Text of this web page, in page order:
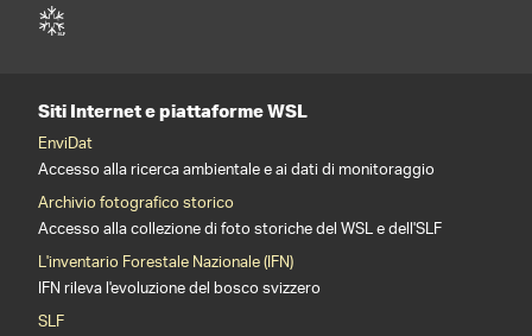
Siti Internet e piattaforme WSL
EnviDat
Accesso alla ricerca ambientale e ai dati di monitoraggio
Archivio fotografico storico
Accesso alla collezione di foto storiche del WSL e dell'SLF
L'inventario Forestale Nazionale (IFN)
IFN rileva l'evoluzione del bosco svizzero
SLF